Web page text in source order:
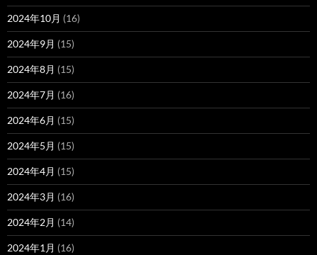
2024年10月 (16)
2024年9月 (15)
2024年8月 (15)
2024年7月 (16)
2024年6月 (15)
2024年5月 (15)
2024年4月 (15)
2024年3月 (16)
2024年2月 (14)
2024年1月 (16)